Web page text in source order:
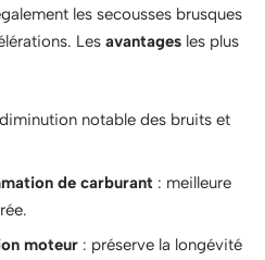
les secousses brusques
Les avantages les plus
notable des bruits et
de carburant : meilleure
moteur : préserve la longévité